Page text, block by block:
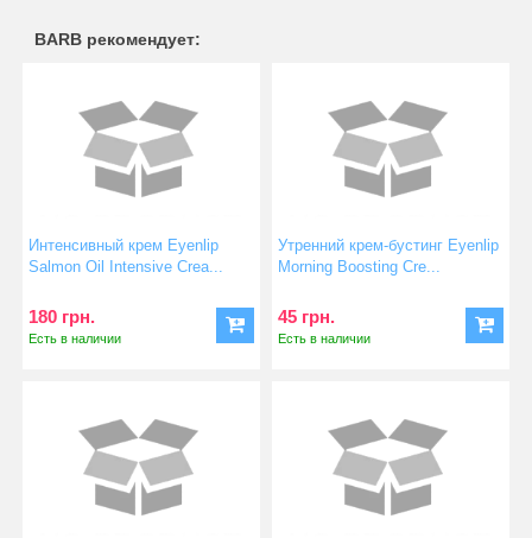
BARB рекомендует:
Интенсивный крем Eyenlip
Salmon Oil Intensive Crea...
180 грн.
Есть в наличии
Утренний крем-бустинг Eyenlip
Morning Boosting Cre...
45 грн.
Есть в наличии